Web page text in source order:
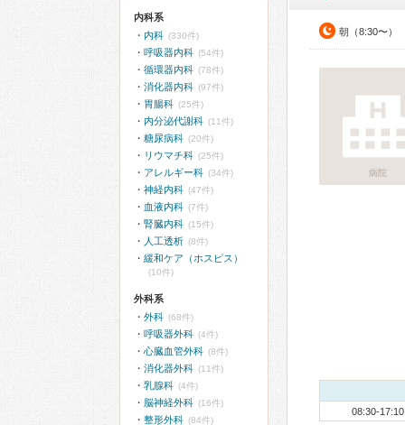
朝（8:30〜）
病院
08:30-17:10
内科系
内科 (330件)
呼吸器内科 (54件)
循環器内科 (78件)
消化器内科 (97件)
胃腸科 (25件)
内分泌代謝科 (11件)
糖尿病科 (20件)
リウマチ科 (25件)
アレルギー科 (34件)
神経内科 (47件)
血液内科 (7件)
腎臓内科 (15件)
人工透析 (8件)
緩和ケア（ホスピス）
(10件)
外科系
外科 (68件)
呼吸器外科 (4件)
心臓血管外科 (8件)
消化器外科 (11件)
乳腺科 (4件)
脳神経外科 (16件)
整形外科 (84件)